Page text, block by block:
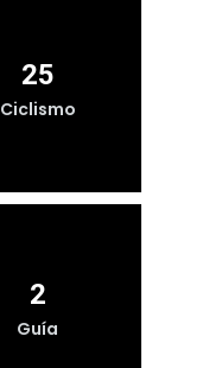
25
Ciclismo
2
Guía